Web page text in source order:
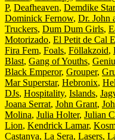
P, Deafheaven, Demdike
Dominick Fernow, Dr. John
Truckers, Dum Dum Girls,
Motorizado, El Petit de Cal
Fira Fem, Foals, Föllakzoid,
Blast, Gang of Youths,
Black Emperor, Grouper,
Mar Superstar, Hebronix,
DJs, Hospitality, Islands,
Joana Serrat, John Grant,
Molina, Julia Holter, Julian
Lion, Kendrick Lamar,
Castanya, La Sera, Lasers,